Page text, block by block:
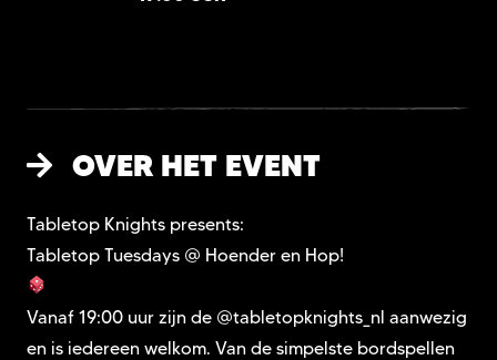
OVER HET EVENT
Tabletop Knights presents:
Tabletop Tuesdays @ Hoender en Hop!
Vanaf 19:00 uur zijn de @tabletopknights_nl aanwezig
en is iedereen welkom. Van de simpelste bordspellen